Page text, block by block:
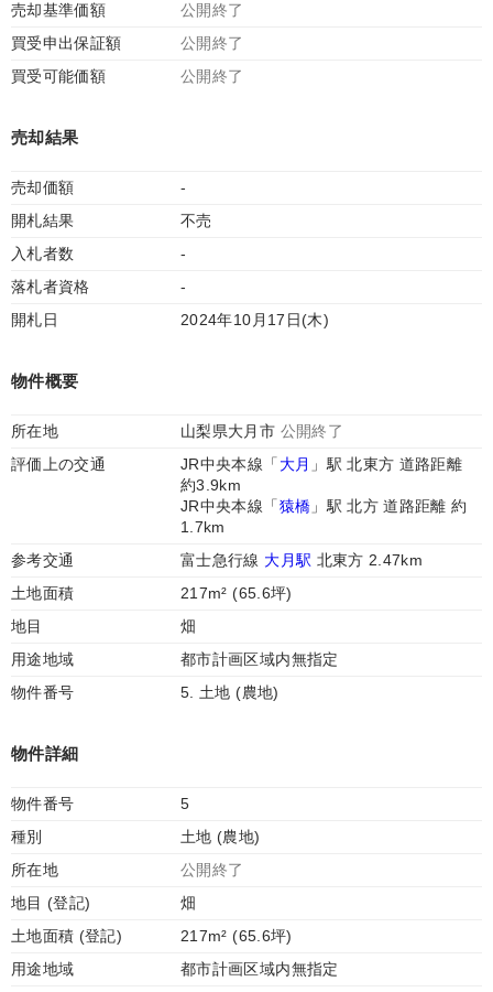
売却基準価額
公開終了
買受申出保証額
公開終了
買受可能価額
公開終了
売却結果
売却価額
-
開札結果
不売
入札者数
-
落札者資格
-
開札日
2024年10月17日(木)
物件概要
所在地 山梨県大月市 公開終了
評価上の交通
JR中央本線「 大月 」駅 北東方 道路距離
約3.9km
JR中央本線「猿橋 」駅 北方 道路距離 約
1.7km
参考交通
富士急行線 大月駅 北東方 2.47km
土地面積
217m² (65.6坪)
地目
畑
用途地域
都市計画区域内無指定
物件番号
5. 土地 (農地)
物件詳細
物件番号
5
種別
土地 (農地)
所在地
公開終了
地目 (登記)
畑
土地面積 (登記)
217m² (65.6坪)
用途地域
都市計画区域内無指定